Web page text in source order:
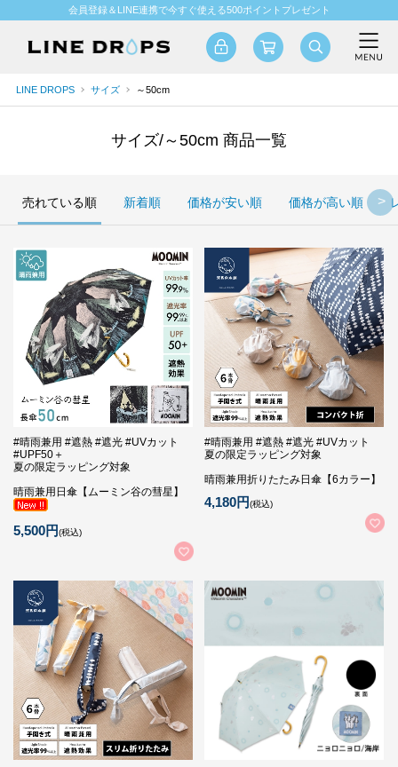
会員登録＆LINE連携で今すぐ使える500ポイントプレゼント
LINE DROPS サイズ ～50cm
サイズ/～50cm 商品一覧
売れている順 新着順 価格が安い順 価格が高い順
#晴雨兼用 #遮熱 #遮光 #UVカット
#UPF50＋
夏の限定ラッピング対象
晴雨兼用日傘【ムーミン谷の彗星】
5,500円(税込)
#晴雨兼用 #遮熱 #遮光 #UVカット
夏の限定ラッピング対象
晴雨兼用折りたたみ日傘【6カラー】
4,180円(税込)